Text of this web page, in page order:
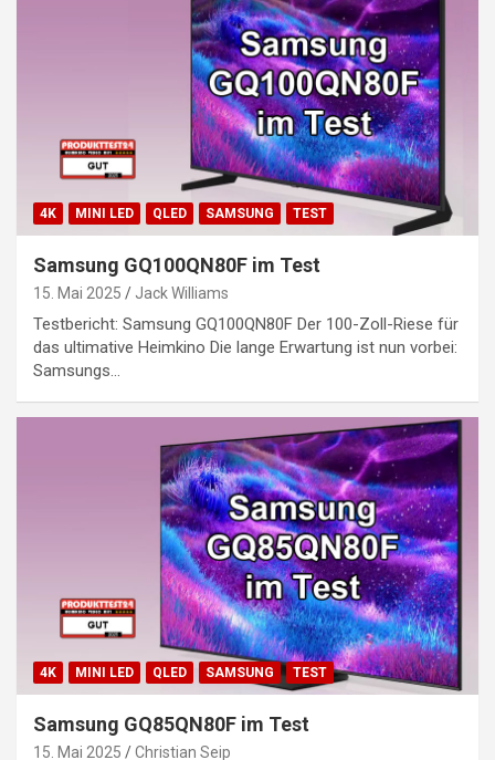
4K MINI LED QLED SAMSUNG TEST
Samsung GQ100QN80F im Test
15. Mai 2025 Jack Williams
Testbericht: Samsung GQ100QN80F Der 100-Zoll-Riese für
das ultimative Heimkino Die lange Erwartung ist nun vorbei:
Samsungs…
4K MINI LED QLED SAMSUNG TEST
Samsung GQ85QN80F im Test
15. Mai 2025 Christian Seip